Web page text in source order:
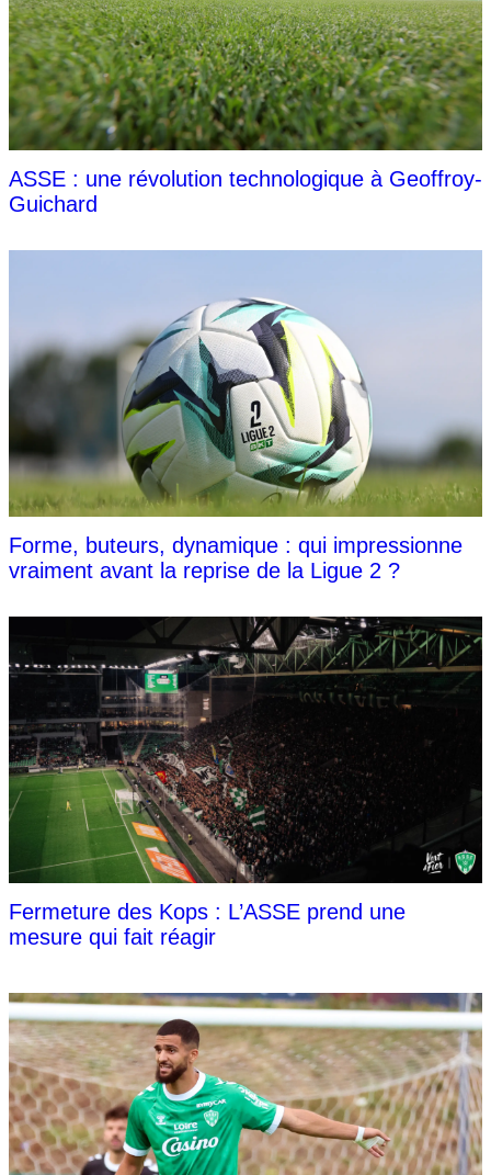
ASSE : une révolution technologique à Geoffroy-
Guichard
Forme, buteurs, dynamique : qui impressionne
vraiment avant la reprise de la Ligue 2 ?
Fermeture des Kops : L’ASSE prend une
mesure qui fait réagir